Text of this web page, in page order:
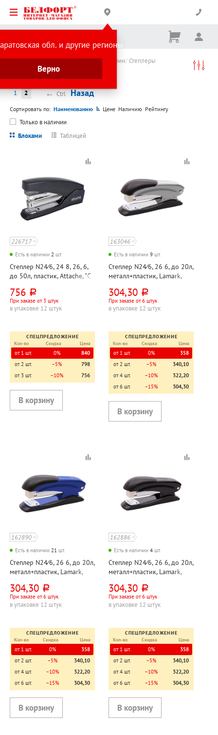
обл. и другие регионы
Верно
Корзина
Ничего
Каталог товаров Товары для бухгалтерии Степлеры
Степлеры
←Ctrl Назад
1 2
Сортировать по: Наименованию Цене Наличию Рейтингу
Только в наличии
Блоками
Таблицей
226717
Есть в наличии 2 шт.
Степлер N24⁄6, 24 8, 26, 6,
до 50л, пластик, Attache, "С
Effort)", корпус темно-
серый, 70мм,
энергосберегающий
756 руб.
При заказе от 3 штук
в упаковке 12 штук
СПЕЦПРЕДЛОЖЕНИЕ
Кол-во
Скидка Цена
от 1 шт. 0%
840
от 2 шт.
−5%
798
от 3 шт.
−10% 756
163046
Есть в наличии 9 шт.
Степлер N24⁄6, 26 6, до 20л,
металл+пластик, Lamark,
серый, с антистеплером,
52мм
304,30 руб.
При заказе от 6 штук
в упаковке 12 штук
СПЕЦПРЕДЛОЖЕНИЕ
Кол-во
Скидка Цена
от 1 шт. 0%
358
от 2 шт.
−5%
340,10
от 4 шт.
−10%
322,20
от 6 шт.
−15% 304,30
162890
Есть в наличии 21 шт.
Степлер N24⁄6, 26 6, до 20л,
металл+пластик, Lamark,
синий, с антистеплером,
52мм
304,30 руб.
При заказе от 6 штук
в упаковке 12 штук
СПЕЦПРЕДЛОЖЕНИЕ
Кол-во
Скидка Цена
от 1 шт. 0%
358
от 2 шт.
−5%
340,10
от 4 шт.
−10%
322,20
от 6 шт.
−15% 304,30
162886
Есть в наличии 4 шт.
Степлер N24⁄6, 26 6, до 20л,
металл+пластик, Lamark,
черный, с антистеплером,
52мм
304,30 руб.
При заказе от 6 штук
в упаковке 12 штук
СПЕЦПРЕДЛОЖЕНИЕ
Кол-во
Скидка Цена
от 1 шт. 0%
358
от 2 шт.
−5%
340,10
от 4 шт.
−10%
322,20
от 6 шт.
−15% 304,30